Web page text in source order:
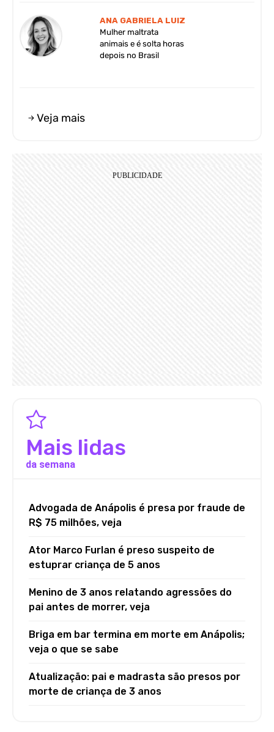
ANA GABRIELA LUIZ
Mulher maltrata
animais e é solta horas
depois no Brasil
Veja mais
Mais lidas
da semana
Advogada de Anápolis é presa por fraude de
R$ 75 milhões, veja
Ator Marco Furlan é preso suspeito de
estuprar criança de 5 anos
Menino de 3 anos relatando agressões do
pai antes de morrer, veja
Briga em bar termina em morte em Anápolis;
veja o que se sabe
Atualização: pai e madrasta são presos por
morte de criança de 3 anos